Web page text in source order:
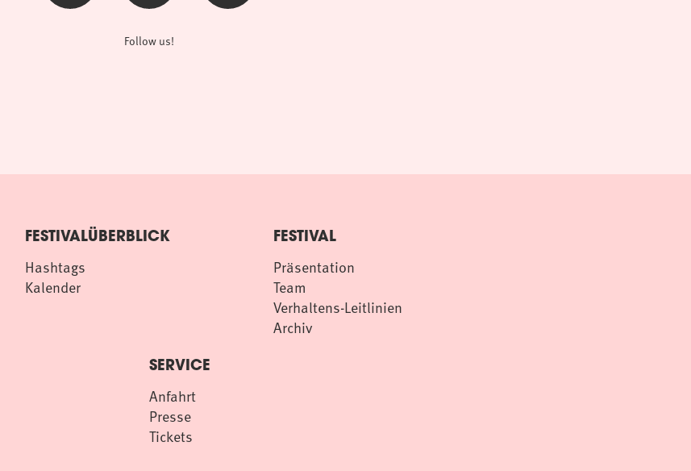
Follow us!
FESTIVALÜBERBLICK
Hashtags
Kalender
FESTIVAL
Präsentation
Team
Verhaltens-Leitlinien
Archiv
SERVICE
Anfahrt
Presse
Tickets